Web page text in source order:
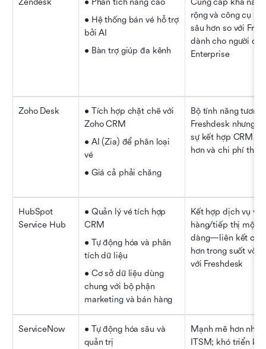
• Hệ thống bán vé hỗ trợ
bởi AI
• Bàn trợ giúp đa kênh
rộng và công cụ
sâu hơn so với
dành cho người
Enterprise
Zoho Desk
• Tích hợp chặt chẽ với
Zoho CRM
• AI (Zia) để phân loại
vé
• Giá cả phải chăng
Bộ tính năng tương
Freshdesk nhưng
sự kết hợp CRM
hơn và chi phí thấp
HubSpot
Service Hub
• Quản lý vé tích hợp
CRM
• Tự động hóa và phân
tích dữ liệu
• Cơ sở dữ liệu dùng
chung với bộ phận
marketing và bán hàng
Kết hợp dịch vụ
hàng/tiếp thị một
dàng—liên kết
hơn trong suốt
với Freshdesk
ServiceNow
• Tự động hóa sâu và
quản trị
Mạnh mẽ hơn
ITSM; khó triển